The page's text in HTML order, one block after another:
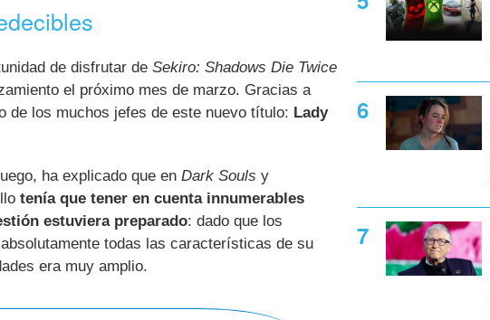
de disfrutar de Sekiro: Shadows Die Twice
el próximo mes de marzo. Gracias a
de los muchos jefes de este nuevo título: Lady
ha explicado que en Dark Souls y
tenía que tener en cuenta innumerables
estuviera preparado: dado que los
todas las características de su
era muy amplio.